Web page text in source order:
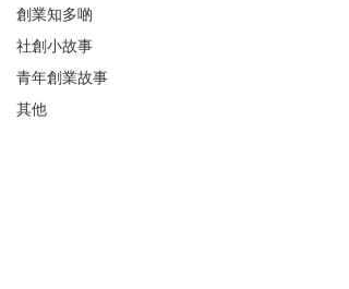
創業知多啲
社創小故事
青年創業故事
其他